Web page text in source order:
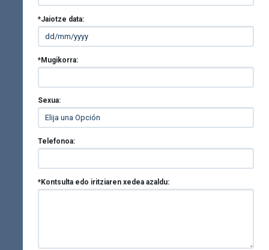
*Jaiotze data:
*Mugikorra:
Sexua:
Telefonoa:
*Kontsulta edo iritziaren xedea azaldu: